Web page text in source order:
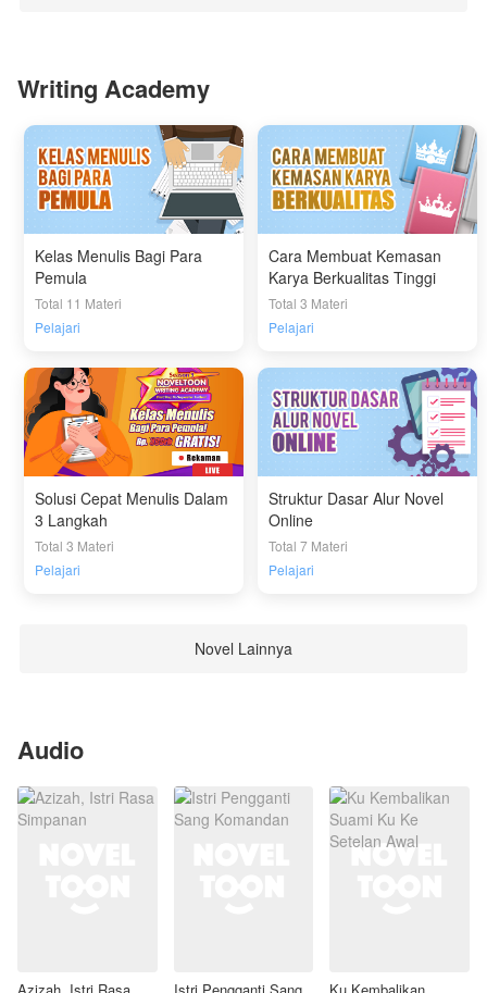
Writing Academy
Kelas Menulis Bagi Para
Pemula
Total 11 Materi
Pelajari
Cara Membuat Kemasan
Karya Berkualitas Tinggi
Total 3 Materi
Pelajari
Solusi Cepat Menulis Dalam
3 Langkah
Total 3 Materi
Pelajari
Struktur Dasar Alur Novel
Online
Total 7 Materi
Pelajari
Novel Lainnya
Audio